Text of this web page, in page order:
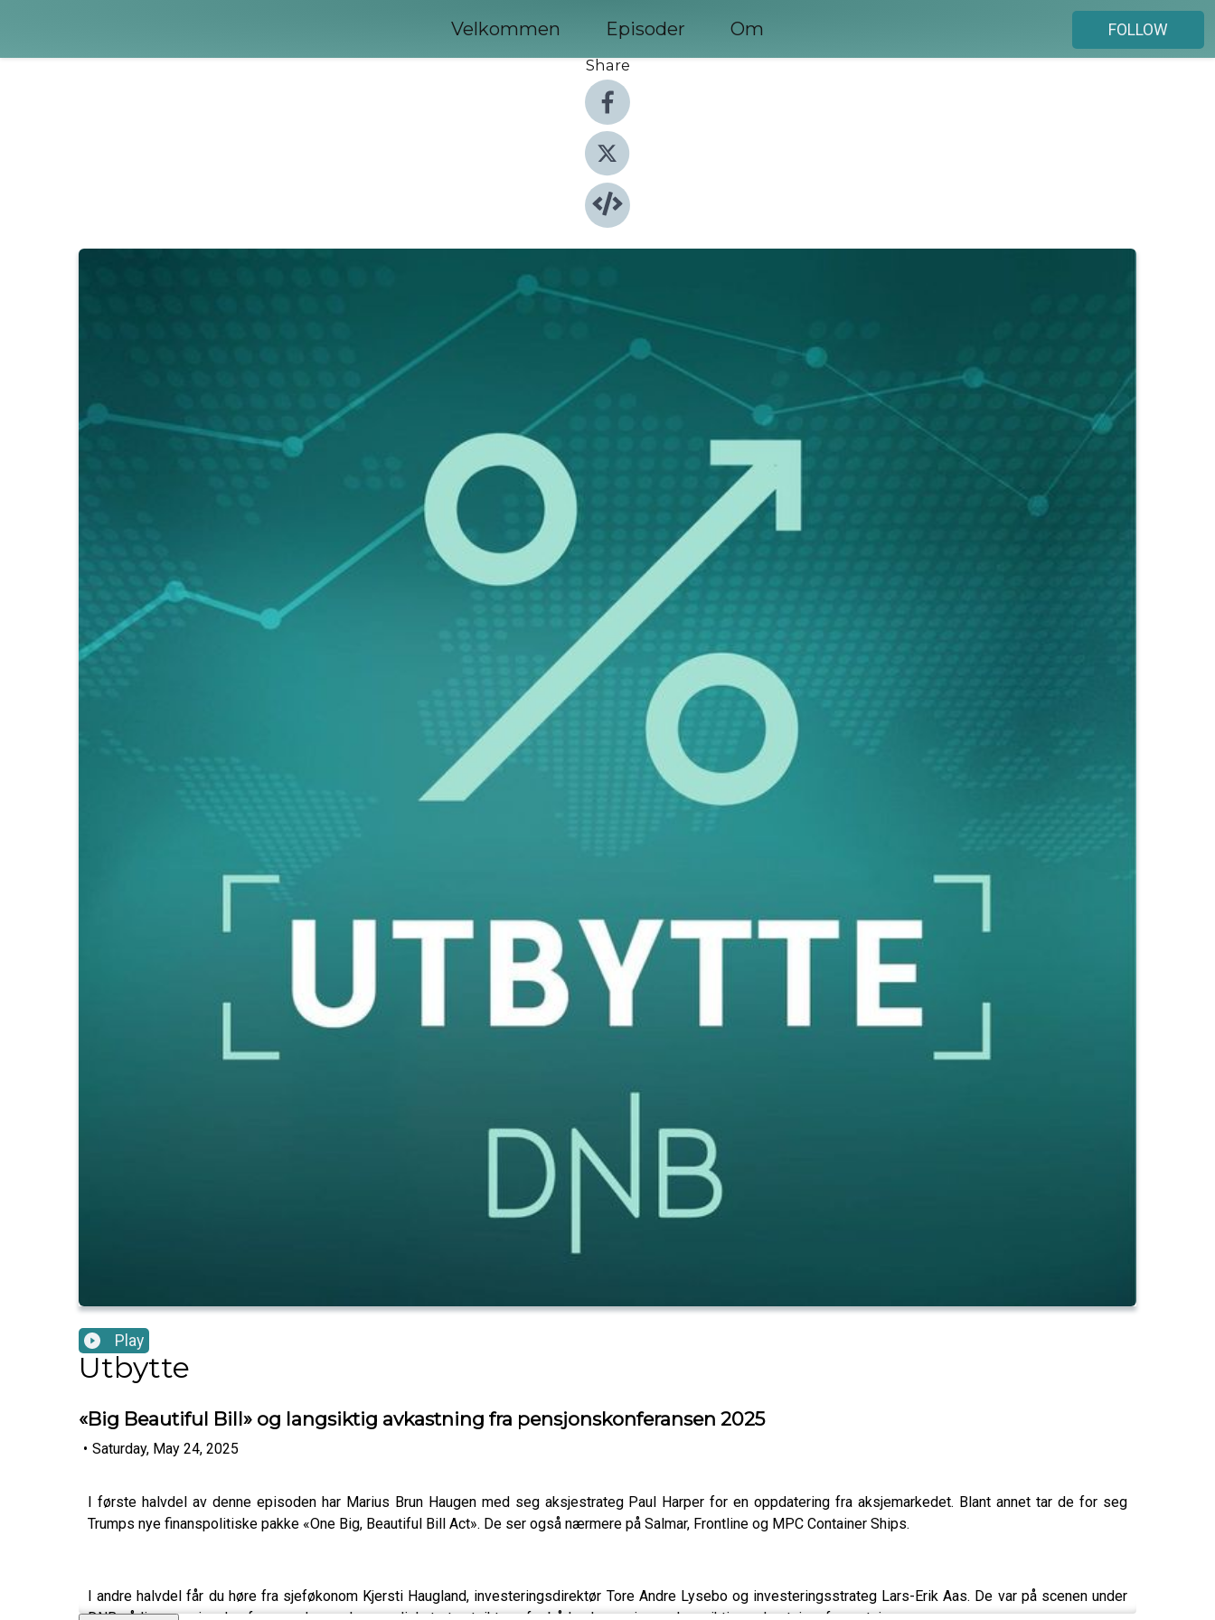
Velkommen Episoder Om
FOLLOW
Share
Play
Utbytte
«Big Beautiful Bill» og langsiktig avkastning fra pensjonskonferansen 2025
• Saturday, May 24, 2025
I første halvdel av denne episoden har Marius Brun Haugen med seg aksjestrateg Paul Harper for en oppdatering fra aksjemarkedet. Blant annet tar de for seg
Trumps nye finanspolitiske pakke «One Big, Beautiful Bill Act». De ser også nærmere på Salmar, Frontline og MPC Container Ships.
I andre halvdel får du høre fra sjeføkonom Kjersti Haugland, investeringsdirektør Tore Andre Lysebo og investeringsstrateg Lars-Erik Aas. De var på scenen under